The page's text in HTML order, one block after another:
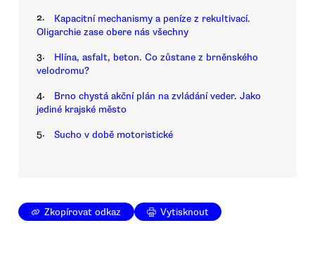
2.
Kapacitní mechanismy a peníze z rekultivací.
Oligarchie zase obere nás všechny
3.
Hlína, asfalt, beton. Co zůstane z brněnského
velodromu?
4.
Brno chystá akční plán na zvládání veder. Jako
jediné krajské město
5. Sucho v době motoristické
Zkopírovat odkaz Vytisknout